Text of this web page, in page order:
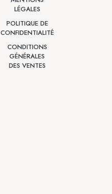
LÉGALES
POLITIQUE DE
CONFIDENTIALITÉ
CONDITIONS
GÉNÉRALES
DES VENTES